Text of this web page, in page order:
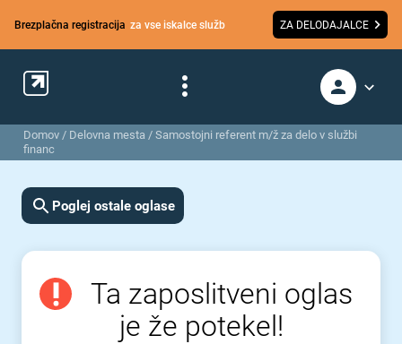
Brezplačna registracija za vse iskalce služb ZA DELODAJALCE
Domov / Delovna mesta / Samostojni referent m/ž za delo v službi
financ
Poglej ostale oglase
Ta zaposlitveni oglas
je že potekel!